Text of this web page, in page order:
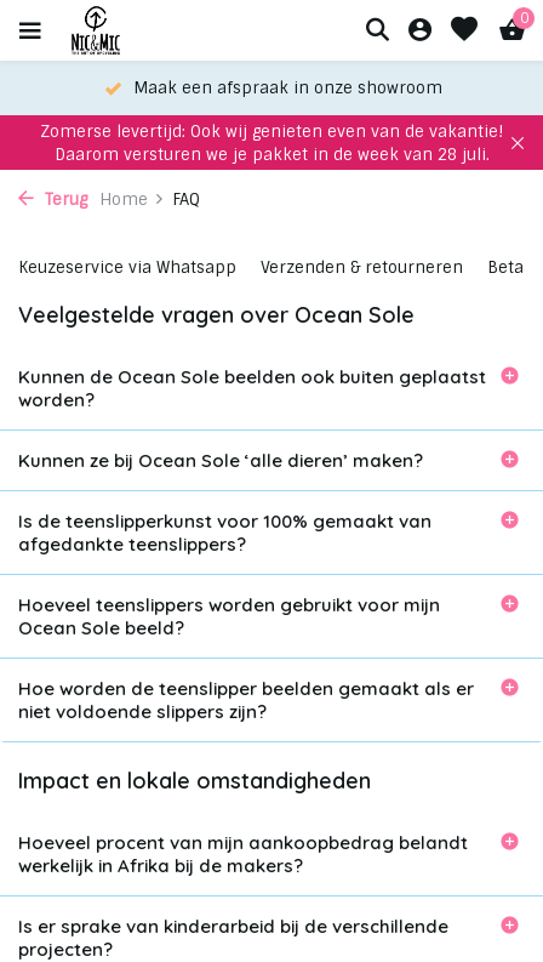
0
Maak een afspraak in onze showroom
Zomerse levertijd: Ook wij genieten even van de vakantie!
Daarom versturen we je pakket in de week van 28 juli.
Terug Home FAQ
Keuzeservice via Whatsapp Verzenden & retourneren
Veelgestelde vragen over Ocean Sole
Kunnen de Ocean Sole beelden ook buiten geplaatst
worden?
Kunnen ze bij Ocean Sole ‘alle dieren’ maken?
Is de teenslipperkunst voor 100% gemaakt van
afgedankte teenslippers?
Hoeveel teenslippers worden gebruikt voor mijn
Ocean Sole beeld?
Hoe worden de teenslipper beelden gemaakt als er
niet voldoende slippers zijn?
Impact en lokale omstandigheden
Hoeveel procent van mijn aankoopbedrag belandt
werkelijk in Afrika bij de makers?
Is er sprake van kinderarbeid bij de verschillende
projecten?